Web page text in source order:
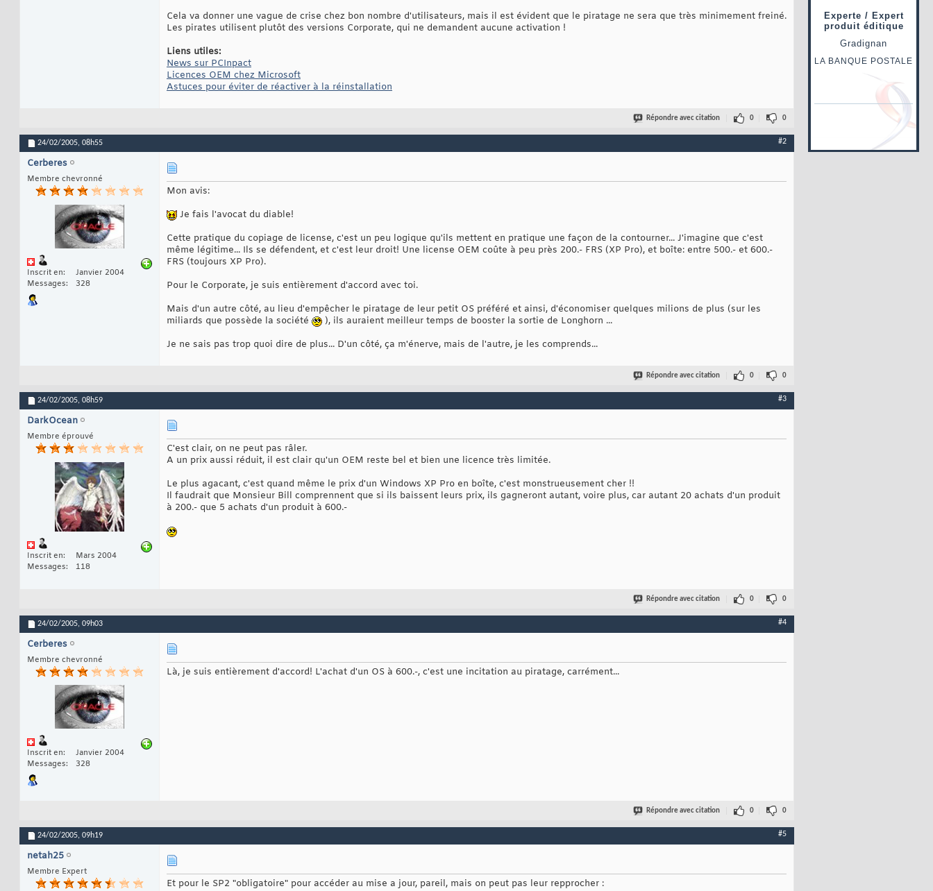
Cela va donner une vague de crise chez bon nombre d'utilisateurs, mais il est évident que le piratage ne sera que très minimement freiné.
Les pirates utilisent plutôt des versions Corporate, qui ne demandent aucune activation !
Liens utiles:
News sur PCInpact
Licences OEM chez Microsoft
Astuces pour éviter de réactiver à la réinstallation
Répondre avec citation 0 0
24/02/2005, 08h55 #2
Cerberes
Membre chevronné
Inscrit en
Janvier 2004
Messages
328
Mon avis:
Je fais l'avocat du diable!
Cette pratique du copiage de license, c'est un peu logique qu'ils mettent en pratique une façon de la contourner... J'imagine que c'est
même légitime... Ils se défendent, et c'est leur droit! Une license OEM coûte à peu près 200.- FRS (XP Pro), et boîte: entre 500.- et 600.-
FRS (toujours XP Pro).
Pour le Corporate, je suis entièrement d'accord avec toi.
Mais d'un autre côté, au lieu d'empêcher le piratage de leur petit OS préféré et ainsi, d'économiser quelques milions de plus (sur les
miliards que possède la société
), ils auraient meilleur temps de booster la sortie de Longhorn ...
Je ne sais pas trop quoi dire de plus... D'un côté, ça m'énerve, mais de l'autre, je les comprends...
Répondre avec citation 0 0
24/02/2005, 08h59 #3
DarkOcean
Membre éprouvé
Inscrit en
Mars 2004
Messages
118
C'est clair, on ne peut pas râler.
A un prix aussi réduit, il est clair qu'un OEM reste bel et bien une licence très limitée.
Le plus agacant, c'est quand même le prix d'un Windows XP Pro en boîte, c'est monstrueusement cher !!
Il faudrait que Monsieur Bill comprennent que si ils baissent leurs prix, ils gagneront autant, voire plus, car autant 20 achats d'un produit
à 200.- que 5 achats d'un produit à 600.-
Répondre avec citation 0 0
24/02/2005, 09h03 #4
Cerberes
Membre chevronné
Inscrit en
Janvier 2004
Messages
328
Là, je suis entièrement d'accord! L'achat d'un OS à 600.-, c'est une incitation au piratage, carrément...
Répondre avec citation 0 0
24/02/2005, 09h19 #5
netah25
Membre Expert
Et pour le SP2 "obligatoire" pour accéder au mise a jour, pareil, mais on peut pas leur repprocher :